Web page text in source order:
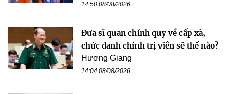
14:50 08/08/2026
Đưa sĩ quan chính quy về cấp xã,
chức danh chính trị viên sẽ thế nào?
Hương Giang
14:04 08/08/2026